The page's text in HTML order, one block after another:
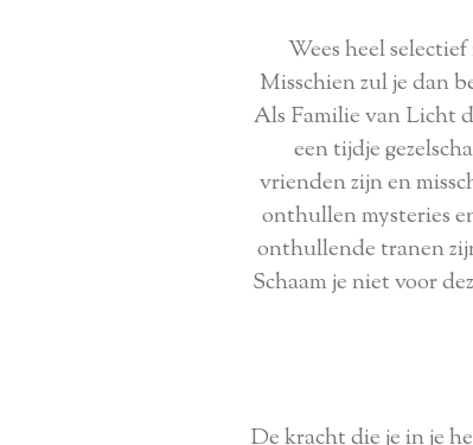
Wees heel
Misschien zul je dan
Als Familie van Licht
een tijdje
vrienden zijn en
onthullen mysteries
onthullende tranen
Schaam je niet voor
De kracht die je in je